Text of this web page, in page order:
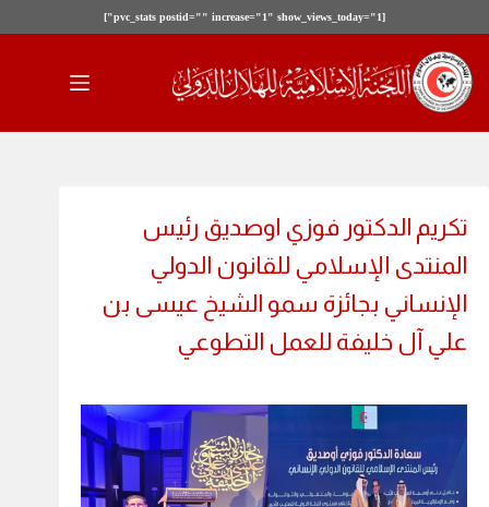
[pvc_stats postid="" increase="1" show_views_today="1"]
إلى
المحتوى
تكريم الدكتور فوزي اوصديق رئيس
المنتدى الإسلامي للقانون الدولي
الإنساني بجائزة سمو الشيخ عيسى بن
علي آل خليفة للعمل التطوعي